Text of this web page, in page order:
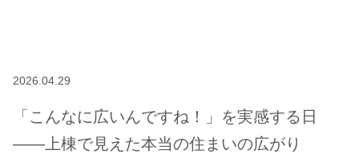
2026.04.29
「こんなに広いんですね！」を実感する日
――上棟で見えた本当の住まいの広がり